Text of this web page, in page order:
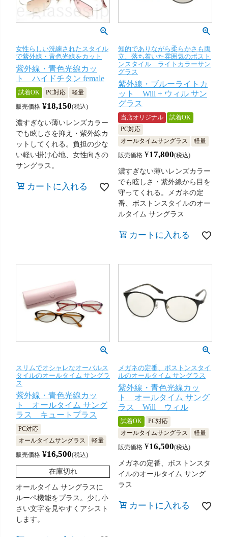
女性らしい洗練されたスタイル
で紫外線・青色光線をカット
紫外線・青色光線カッ
ト ハイドチタン female
試着OK PC対応
軽量
販売価格 ¥18,150 税込
濃すぎない薄いレンズカラー
でも眩しさを抑え・紫外線カ
ットしてくれる。負担の少な
い軽い掛け心地、女性向きの
サングラス。
カートに入れる
知的でありながら柔らかさも両
立、落ち着いた雰囲気のボスト
ンスタイル ライトカラーサン
グラス
紫外線・ブルーライトカ
ット Will + ウィル サン
グラス
当店オリジナル
試着OK
PC対応
オールタイムサングラス
軽量
販売価格 ¥17,800 税込
濃すぎない薄いレンズカラー
でも眩しさ・紫外線から目を
守ってくれる。メガネの定
番、ボストンスタイルのオー
ルタイム サングラス
カートに入れる
スリムでオシャレなオーバルス
タイルのオールタイム サングラ
ス
紫外線・青色光線カッ
ト オールタイム サング
ラス キュートプラス
PC対応
オールタイムサングラス
軽量
販売価格 ¥16,500 税込
在庫切れ
オールタイム サングラスに
ルーペ機能をプラス。少し小
さい文字を見やすくアシスト
します。
メガネの定番、ボストンスタイ
ルのオールタイム サングラス
紫外線・青色光線カッ
ト オールタイム サング
ラス Will ウィル
試着OK
PC対応
オールタイムサングラス
軽量
販売価格 ¥16,500 税込
メガネの定番、ボストンスタ
イルのオールタイム サング
ラス
カートに入れる